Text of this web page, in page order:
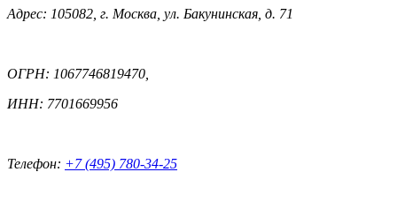
Адрес: 105082, г. Москва, ул. Бакунинская, д. 71
ОГРН: 1067746819470,
ИНН: 7701669956
Телефон: +7 (495) 780-34-25